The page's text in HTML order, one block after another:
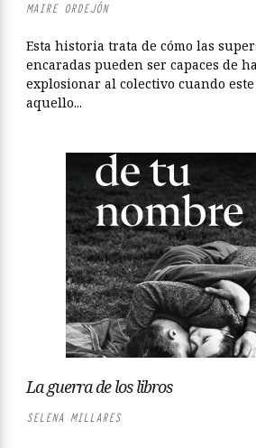
MAIRE ORDEJÓN
Esta historia trata de cómo las
encaradas pueden ser capaces de
explosionar al colectivo cuando
aquello...
La guerra de los libros
SELENA MILLARES